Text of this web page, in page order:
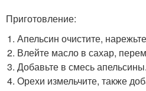
Приготовление:
Апельсин очистите,
Влейте масло в сахар,
Добавьте в смесь апельсины.
Орехи измельчите, также